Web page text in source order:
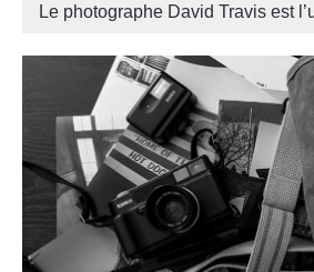
Le photographe David Travis est